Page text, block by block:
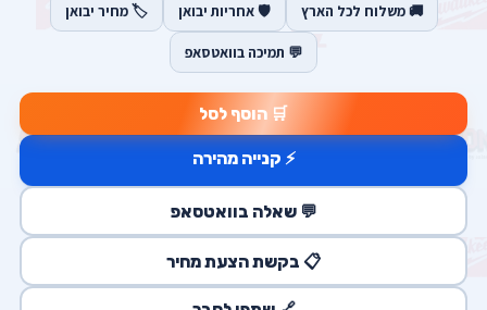
🚚 משלוח לכל הארץ 🛡️ אחריות יבואן 🏷️ מחיר יבואן
💬 תמיכה בוואטסאפ
🛒 הוסף לסל
⚡ קנייה מהירה
💬 שאלה בוואטסאפ
📋 בקשת הצעת מחיר